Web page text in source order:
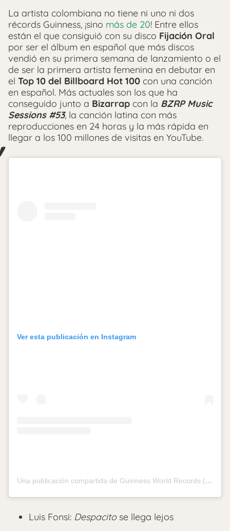
La artista colombiana no tiene ni uno ni dos
récords Guinness, ¡sino más de 20! Entre ellos
están el que consiguió con su disco Fijación Oral
por ser el álbum en español que más discos
vendió en su primera semana de lanzamiento o el
de ser la primera artista femenina en debutar en
el Top 10 del Billboard Hot 100 con una canción
en español. Más actuales son los que ha
conseguido junto a Bizarrap con la BZRP Music
Sessions #53, la canción latina con más
reproducciones en 24 horas y la más rápida en
llegar a los 100 millones de visitas en YouTube.
Ver esta publicación en Instagram
Una publicación compartida de Guinness World Records (@guinnessworldrecords)
Luis Fonsi: Despacitose llega lejos